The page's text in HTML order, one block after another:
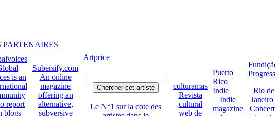
PARTENAIRES
is an
report
blogs
Subersify.com
An online
magazine
offering an
alternative,
subversive
Artprice
Le N°1 sur la cote des
culturamas
Revista
cultural
web de
Puerto
Rico
Indie
Indie
magazine
Rio de
Janeiro